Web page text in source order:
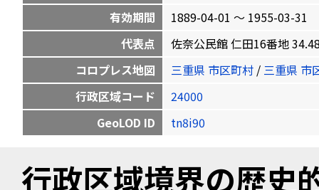
有効期間
1889-04-01 〜 1955-03-31
代表点
佐奈公民館 仁田16番地
コロプレス地図
三重県 市区町村 / 三重県 市
行政区域コード
24000
GeoLOD ID
tn8i90
行政区域境界の歴史